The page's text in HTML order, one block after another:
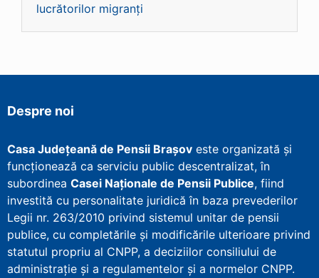
lucrătorilor migranți
Despre noi
Casa Județeană de Pensii Brașov este organizată și
funcționează ca serviciu public descentralizat, în
subordinea Casei Naționale de Pensii Publice, fiind
investită cu personalitate juridică în baza prevederilor
Legii nr. 263/2010 privind sistemul unitar de pensii
publice, cu completările și modificările ulterioare privind
statutul propriu al CNPP, a deciziilor consiliului de
administrație și a regulamentelor și a normelor CNPP.